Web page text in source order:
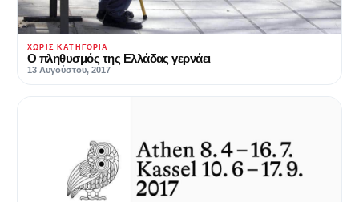
ΧΩΡΊΣ ΚΑΤΗΓΟΡΊΑ
Ο πληθυσμός της Ελλάδας γερνάει
13 Αυγούστου, 2017